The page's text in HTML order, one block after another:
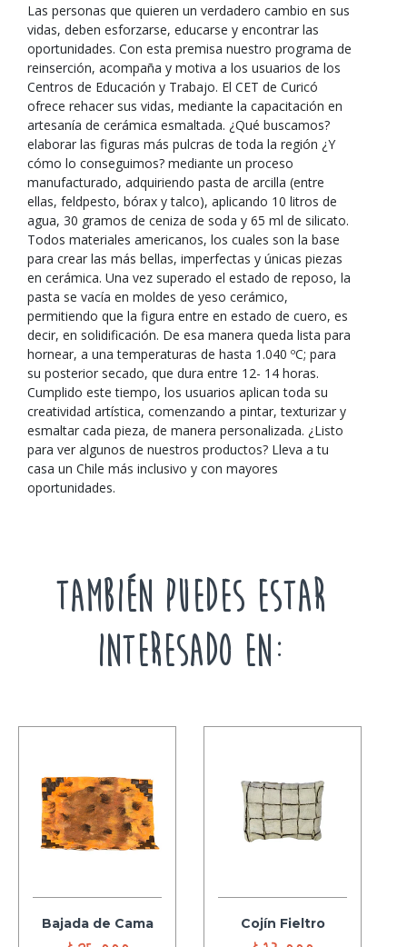
Las personas que quieren un verdadero cambio en sus
vidas, deben esforzarse, educarse y encontrar las
oportunidades. Con esta premisa nuestro programa de
reinserción, acompaña y motiva a los usuarios de los
Centros de Educación y Trabajo. El CET de Curicó
ofrece rehacer sus vidas, mediante la capacitación en
artesanía de cerámica esmaltada. ¿Qué buscamos?
elaborar las figuras más pulcras de toda la región ¿Y
cómo lo conseguimos? mediante un proceso
manufacturado, adquiriendo pasta de arcilla (entre
ellas, feldpesto, bórax y talco), aplicando 10 litros de
agua, 30 gramos de ceniza de soda y 65 ml de silicato.
Todos materiales americanos, los cuales son la base
para crear las más bellas, imperfectas y únicas piezas
en cerámica. Una vez superado el estado de reposo, la
pasta se vacía en moldes de yeso cerámico,
permitiendo que la figura entre en estado de cuero, es
decir, en solidificación. De esa manera queda lista para
hornear, a una temperaturas de hasta 1.040 ºC; para
su posterior secado, que dura entre 12- 14 horas.
Cumplido este tiempo, los usuarios aplican toda su
creatividad artística, comenzando a pintar, texturizar y
esmaltar cada pieza, de manera personalizada. ¿Listo
para ver algunos de nuestros productos? Lleva a tu
casa un Chile más inclusivo y con mayores
oportunidades.
TAMBIÉN PUEDES ESTAR
INTERESADO EN:
Bajada de Cama Cojín Fieltro